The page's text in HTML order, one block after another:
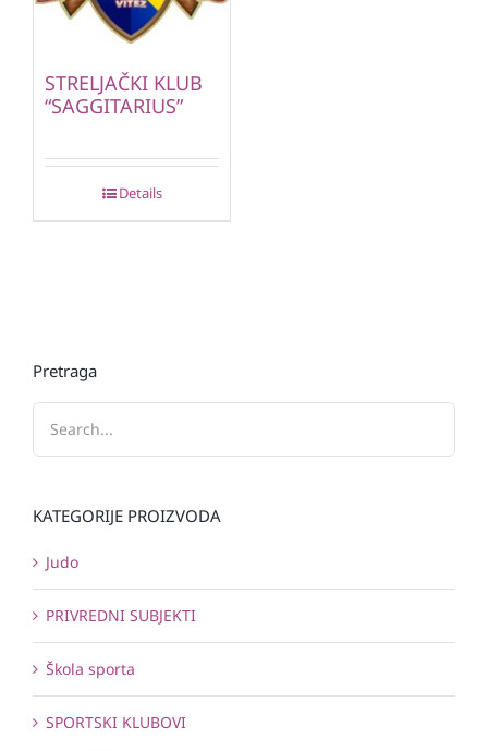
STRELJAČKI KLUB
“SAGGITARIUS”
Details
Pretraga
KATEGORIJE PROIZVODA
Judo
PRIVREDNI SUBJEKTI
Škola sporta
SPORTSKI KLUBOVI